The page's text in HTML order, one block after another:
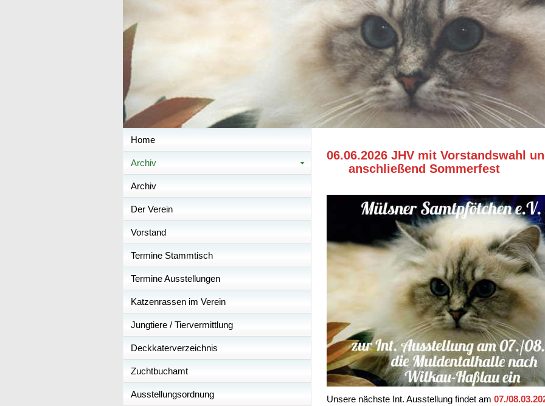
Home
Archiv
Archiv
Der Verein
Vorstand
Termine Stammtisch
Termine Ausstellungen
Katzenrassen im Verein
Jungtiere / Tiervermittlung
Deckkaterverzeichnis
Zuchtbuchamt
Ausstellungsordnung
06.06.2026 JHV mit
anschließend Sommerfest
Unsere nächste Int. Ausstellung findet am 07./